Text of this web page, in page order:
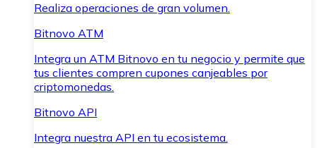
Realiza operaciones de gran volumen.
Bitnovo ATM
Integra un ATM Bitnovo en tu negocio y permite que
tus clientes compren cupones canjeables por
criptomonedas.
Bitnovo API
Integra nuestra API en tu ecosistema.